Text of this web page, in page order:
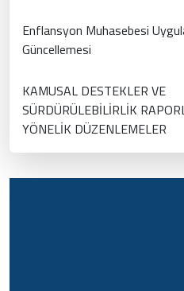
Enflansyon Muhasebesi
Güncellemesi
KAMUSAL DESTEKLER VE
SÜRDÜRÜLEBİLİRLİK
YÖNELİK DÜZENLEMELER